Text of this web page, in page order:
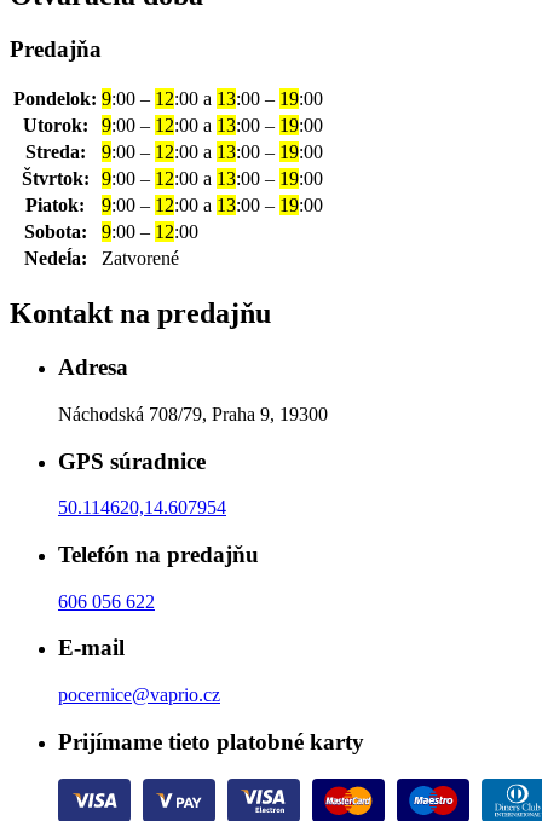
Predajňa
Pondelok: 9:00 – 12:00 a 13:00 – 19:00
Utorok:
9:00 – 12:00 a 13:00 – 19:00
Streda:
9:00 – 12:00 a 13:00 – 19:00
Štvrtok:
9:00 – 12:00 a 13:00 – 19:00
Piatok:
9:00 – 12:00 a 13:00 – 19:00
Sobota:
9:00 – 12:00
Nedeĺa:
Zatvorené
Kontakt na predajňu
Adresa
Náchodská 708/79, Praha 9, 19300
GPS súradnice
50.114620,14.607954
Telefón na predajňu
606 056 622
E-mail
pocernice@vaprio.cz
Prijímame tieto platobné karty